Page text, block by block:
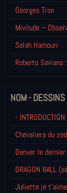
Georges Tron
Mivilude –
Salah Hamouri
Roberto Saviano
NOM -
- INTRODUCTION
Chevaliers du
Denver le
DRAGON BALL
Juliette je t’aime